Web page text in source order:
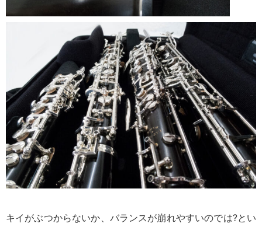
キイがぶつからないか、バランスが崩れやすいのでは?とい